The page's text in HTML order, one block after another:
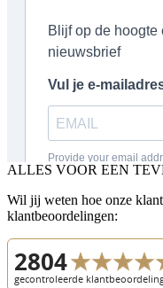
ALLES VOOR EEN
Wil jij weten hoe onze
klantbeoordelingen: